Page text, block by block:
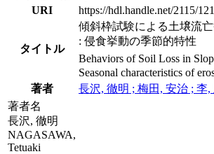
URI
https://hdl.handle.net/2115/
タイトル
傾斜枠試験による土壌流
: 侵食挙動の季節的特性
Behaviors of Soil Loss in
Seasonal characteristics of
著者
長沢, 徹明 ; 梅田, 安治 ; 李,
著者名
長沢, 徹明
NAGASAWA,
Tetuaki